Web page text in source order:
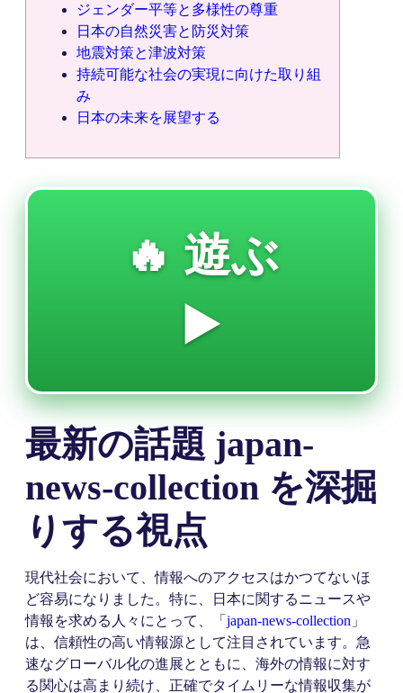
ジェンダー平等と多様性の尊重
日本の自然災害と防災対策
地震対策と津波対策
持続可能な社会の実現に向けた取り組
み
日本の未来を展望する
🔥 遊ぶ
▶️
最新の話題 japan-
news-collection を深掘
りする視点
現代社会において、情報へのアクセスはかつてないほ
ど容易になりました。特に、日本に関するニュースや
情報を求める人々にとって、「 japan-news-collection 」
は、信頼性の高い情報源として注目されています。急
速なグローバル化の進展とともに、海外の情報に対す
る関心は高まり続け、正確でタイムリーな情報収集が